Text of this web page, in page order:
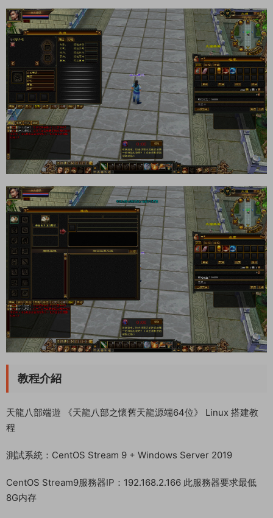
教程介紹
天龍八部端遊 《天龍八部之懷舊天龍源端64位》 Linux 搭建教
程
測試系統：CentOS Stream 9 + Windows Server 2019
CentOS Stream9服務器IP：192.168.2.166 此服務器要求最低
8G内存